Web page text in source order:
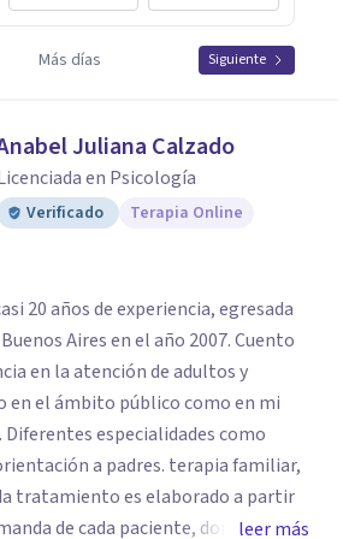
Más días Siguiente
Juliana Calzado
en Psicología
Verificado Terapia Online
20 años de experiencia, egresada
Aires en el año 2007. Cuento
en la atención de adultos y
en el ámbito público como en mi
especialidades como
a padres. terapia familiar,
tratamiento es elaborado a partir
de cada paciente, dondeleer más